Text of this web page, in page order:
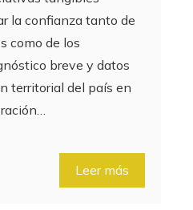
la confianza tanto de
como de los
breve y datos
territorial del país en
Leer más